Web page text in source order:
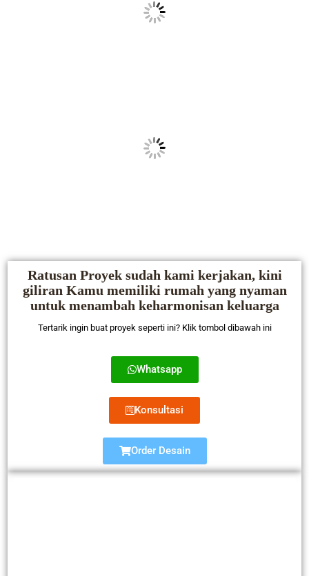
Ratusan Proyek sudah kami kerjakan, kini
giliran Kamu memiliki rumah yang nyaman
untuk menambah keharmonisan keluarga
Tertarik ingin buat proyek seperti ini? Klik tombol dibawah ini
Whatsapp
Konsultasi
Order Desain